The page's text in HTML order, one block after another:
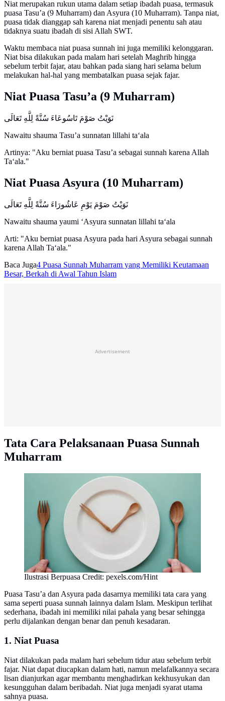
Niat merupakan rukun utama dalam setiap ibadah puasa, termasuk
puasa Tasu’a (9 Muharram) dan Asyura (10 Muharram). Tanpa niat,
puasa tidak dianggap sah karena niat menjadi penentu sah atau
tidaknya suatu ibadah di sisi Allah SWT.
Waktu membaca niat puasa sunnah ini juga memiliki kelonggaran.
Niat bisa dilakukan pada malam hari setelah Maghrib hingga
sebelum terbit fajar, atau bahkan pada siang hari selama belum
melakukan hal-hal yang membatalkan puasa sejak fajar.
Niat Puasa Tasu’a (9 Muharram)
نَوَيْتُ صَوْمَ تَاسُوعَاءَ سُنَّةً لِلَّهِ تَعَالَى
Nawaitu shauma Tasu’a sunnatan lillahi ta‘ala
Artinya: "Aku berniat puasa Tasu’a sebagai sunnah karena Allah
Ta‘ala."
Niat Puasa Asyura (10 Muharram)
نَوَيْتُ صَوْمَ يَوْمِ عَاشُورَاءَ سُنَّةً لِلَّهِ تَعَالَى
Nawaitu shauma yaumi ‘Asyura sunnatan lillahi ta‘ala
Arti: "Aku berniat puasa Asyura pada hari Asyura sebagai sunnah
karena Allah Ta‘ala."
Baca Juga4 Puasa Sunnah Muharram yang Memiliki Keutamaan
Besar, Berkah di Awal Tahun Islam
Advertisement
Tata Cara Pelaksanaan Puasa Sunnah
Muharram
Ilustrasi Berpuasa Credit: pexels.com/Hint
Puasa Tasu’a dan Asyura pada dasarnya memiliki tata cara yang
sama seperti puasa sunnah lainnya dalam Islam. Meskipun terlihat
sederhana, ibadah ini memiliki nilai pahala yang besar sehingga
perlu dijalankan dengan benar dan penuh kesadaran.
1. Niat Puasa
Niat dilakukan pada malam hari sebelum tidur atau sebelum terbit
fajar. Niat dapat diucapkan dalam hati, namun melafalkannya secara
lisan dianjurkan agar membantu menghadirkan kekhusyukan dan
kesungguhan dalam beribadah. Niat juga menjadi syarat utama
sahnya puasa.